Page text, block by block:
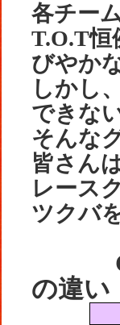
各チー
T.O.T恒
びやか
しかし
できな
そんな
皆さん
レース
ツクバ
GAL
の違い